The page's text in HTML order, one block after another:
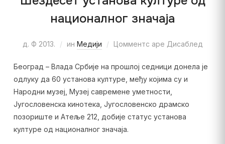
националног значаја
д. Ф 2013. ин Медији Цомментс аре Дисаблед
Београд – Влада Србије на прошлој седници донела је
одлуку да 60 установа културе, међу којима су и
Народни музеј, Музеј савремене уметности,
Југословенска кинотека, Југословенско драмско
позориште и Атеље 212, добије статус установа
културе од националног значаја.